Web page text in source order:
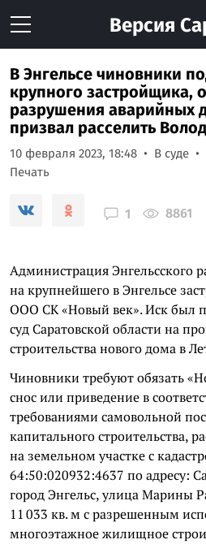
Версия
В Энгельсе чиновники
крупного застройщика,
разрушения аварийных
призвал расселить
10 февраля 2023, 18:48 В суде
Печать
1 8861
Администрация Энгельсского
на крупнейшего в Энгельсе
ООО СК «Новый век». Иск был
суд Саратовской области на
строительства нового дома в
Чиновники требуют обязать
снос или приведение в
требованиями самовольной
капитального строительства,
на земельном участке с
64:50:020932:4637 по адресу:
город Энгельс, улица Марины
11 033 кв. м с разрешенным
многоэтажное жилищное